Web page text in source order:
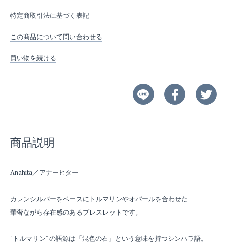
特定商取引法に基づく表記
この商品について問い合わせる
買い物を続ける
商品説明
Anahita／アナーヒター
カレンシルバーをベースにトルマリンやオパールを合わせた
華奢ながら存在感のあるブレスレットです。
"トルマリン" の語源は「混色の石」という意味を持つシンハラ語。